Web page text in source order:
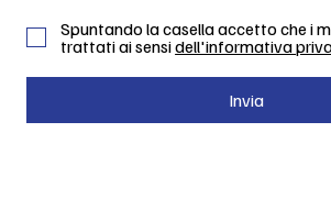
Spuntando la casella accetto che i
trattati ai sensidell'informativa
Invia